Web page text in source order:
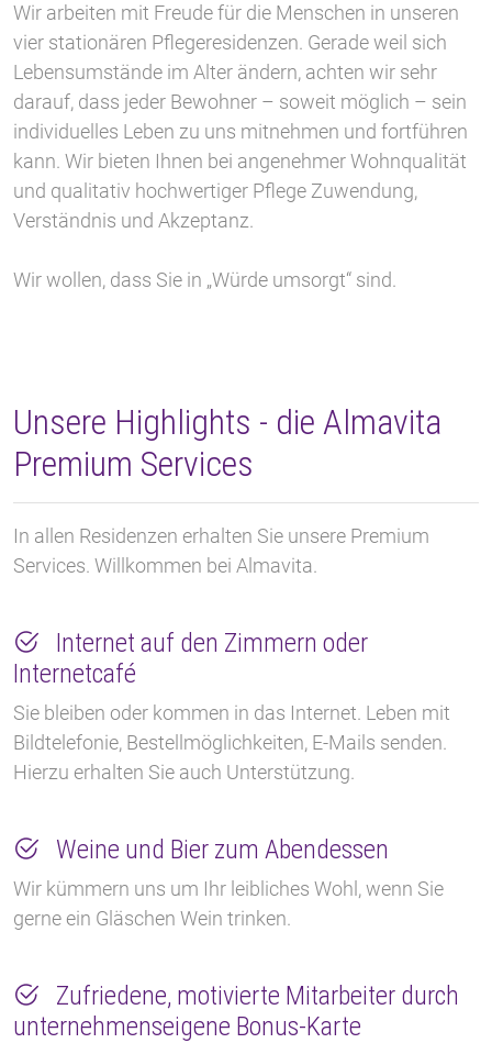
Wir arbeiten mit Freude für die Menschen in unseren
vier stationären Pflegeresidenzen. Gerade weil sich
Lebensumstände im Alter ändern, achten wir sehr
darauf, dass jeder Bewohner – soweit möglich – sein
individuelles Leben zu uns mitnehmen und fortführen
kann. Wir bieten Ihnen bei angenehmer Wohnqualität
und qualitativ hochwertiger Pflege Zuwendung,
Verständnis und Akzeptanz.
Wir wollen, dass Sie in „Würde umsorgt“ sind.
Unsere Highlights - die Almavita
Premium Services
In allen Residenzen erhalten Sie unsere Premium
Services. Willkommen bei Almavita.
Internet auf den Zimmern oder
Internetcafé
Sie bleiben oder kommen in das Internet. Leben mit
Bildtelefonie, Bestellmöglichkeiten, E-Mails senden.
Hierzu erhalten Sie auch Unterstützung.
Weine und Bier zum Abendessen
Wir kümmern uns um Ihr leibliches Wohl, wenn Sie
gerne ein Gläschen Wein trinken.
Zufriedene, motivierte Mitarbeiter durch
unternehmenseigene Bonus-Karte